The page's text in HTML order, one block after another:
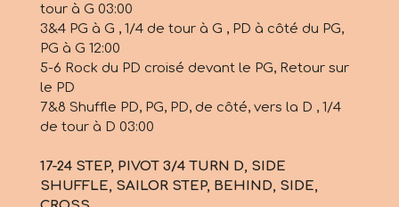
tour à G 03:00
3&4 PG à G , 1/4 de tour à G , PD à côté du PG,
PG à G 12:00
5-6 Rock du PD croisé devant le PG, Retour sur
le PD
7&8 Shuffle PD, PG, PD, de côté, vers la D , 1/4
de tour à D 03:00
17-24 STEP, PIVOT 3/4 TURN D, SIDE
SHUFFLE, SAILOR STEP, BEHIND, SIDE,